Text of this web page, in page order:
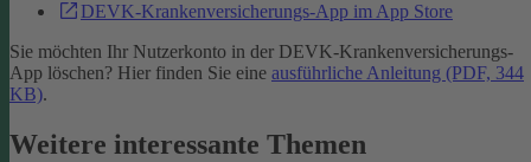
DEVK-Krankenversicherungs-App im App Store
Sie möchten Ihr Nutzerkonto in der DEVK-Krankenversicherungs-
App löschen? Hier finden Sie eine ausführliche Anleitung (PDF, 344
KB).
Weitere interessante Themen